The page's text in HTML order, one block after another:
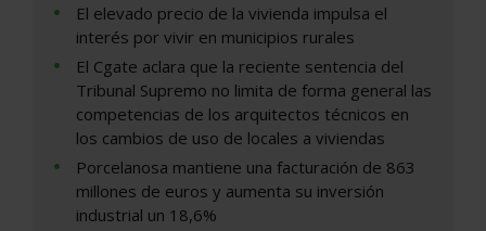
El elevado precio de la vivienda impulsa el
interés por vivir en municipios rurales
El Cgate aclara que la reciente sentencia del
Tribunal Supremo no limita de forma general las
competencias de los arquitectos técnicos en
los cambios de uso de locales a viviendas
Porcelanosa mantiene una facturación de 863
millones de euros y aumenta su inversión
industrial un 18,6%